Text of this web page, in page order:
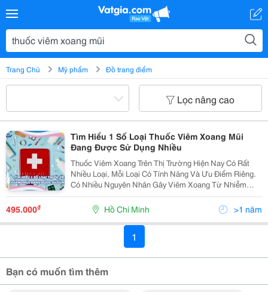
Trang Chủ Mỹ phẩm Đồ trang điểm
Lọc nâng cao
Tìm Hiểu 1 Số Loại Thuốc Viêm Xoang Mũi
Đang Được Sử Dụng Nhiều
Thuốc Viêm Xoang Trên Thị Trường Hiện Nay Có Rất
Nhiều Loại, Mỗi Loại Có Tính Năng Và Ưu Điểm Riêng.
Có Nhiều Nguyên Nhân Gây Viêm Xoang Từ Nhiễm
Trùng Đến Dị Ứng Nên Các Loại Thuốc Viêm Xoang
Khác Nhau Có Thể Điều Trị Hiệu Quả Tùy Theo Từng
Trường H
495.000₫ Hồ Chí Minh >1 năm
1
Bạn có muốn tìm thêm